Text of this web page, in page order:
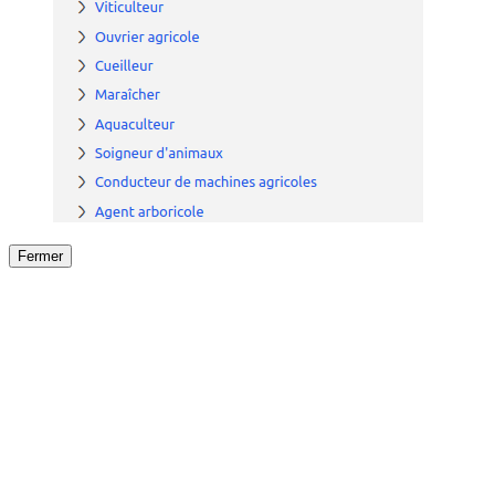
Fermer